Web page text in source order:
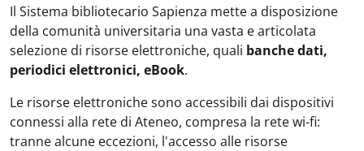
Il Sistema bibliotecario Sapienza mette a disposizione
della comunità universitaria una vasta e articolata
selezione di risorse elettroniche, quali banche dati,
periodici elettronici, eBook.
Le risorse elettroniche sono accessibili dai dispositivi
connessi alla rete di Ateneo, compresa la rete wi-fi:
tranne alcune eccezioni, l'accesso alle risorse